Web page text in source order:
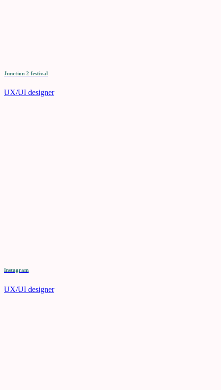
Junction 2 festival
UX/UI designer
Instagram
UX/UI designer